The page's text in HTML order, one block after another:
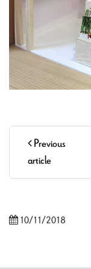
Previous
article
10/11/2018